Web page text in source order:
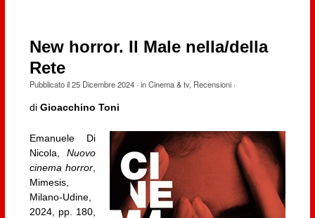
New horror. Il Male nella/della
Rete
Pubblicato il25 Dicembre 2024· inCinema & tv, Recensioni·
di Gioacchino Toni
Emanuele Di
Nicola,Nuovo
cinema horror
Mimesis,
Milano-Udine,
2024, pp. 180,